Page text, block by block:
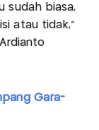
sudah biasa,
atau tidak,"
Gara-